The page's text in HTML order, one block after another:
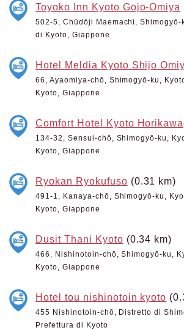
Toyoko Inn Kyoto Gojo-Omiya
502-5, Chūdōji Maemachi, Shimogyō-
di Kyoto, Giappone
Hotel Meldia Kyoto Shijo
66, Ayaomiya-chō, Shimogyō-ku,
Kyoto, Giappone
Comfort Hotel Kyoto
134-32, Sensui-chō, Shimogyō-ku,
Kyoto, Giappone
Ryokan Ryokufuso (0.31 km)
491-1, Kanaya-chō, Shimogyō-ku,
Kyoto, Giappone
Dusit Thani Kyoto (0.34 km)
466, Nishinotoin-chō, Shimogyō-ku,
Kyoto, Giappone
Hotel tou nishinotoin kyoto
455 Nishinotoin-chō, Distretto di
Prefettura di Kyoto